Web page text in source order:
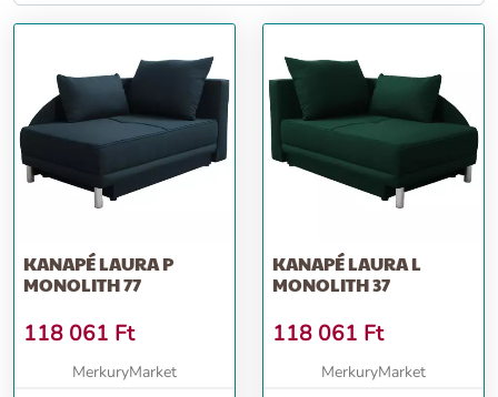
KANAPÉ LAURA P
MONOLITH 77
118 061 Ft
MerkuryMarket
KANAPÉ LAURA L
MONOLITH 37
118 061 Ft
MerkuryMarket